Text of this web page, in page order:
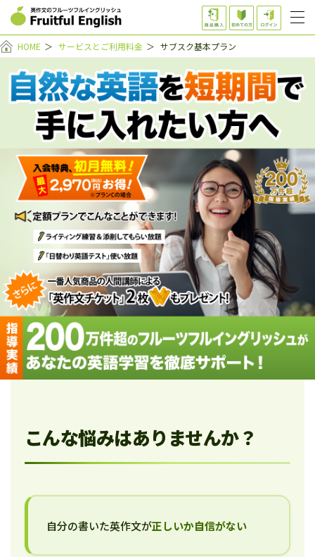
HOME ＞ サービスとご利用料金 ＞ サブスク基本プラン
こんな悩みはありませんか？
自分の書いた英作文が正しいか自信がない